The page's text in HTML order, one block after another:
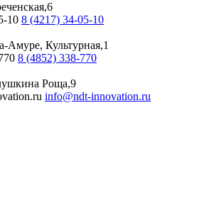
8 (4217) 34-05-10
Амуре, Культурная,1
8 (4852) 338-770
Роща,9
info@ndt-innovation.ru